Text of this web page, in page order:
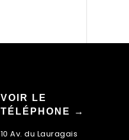
VOIR LE
TÉLÉPHONE →
10 Av. du Lauragais